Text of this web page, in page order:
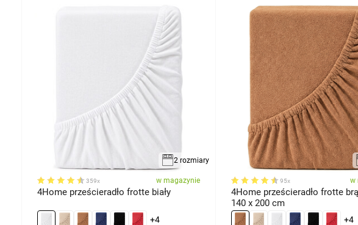
2 rozmiary
359x w magazynie
4Home prześcieradło frotte biały
+4
95x w
4Home prześcieradło frotte
140 x 200 cm
+4